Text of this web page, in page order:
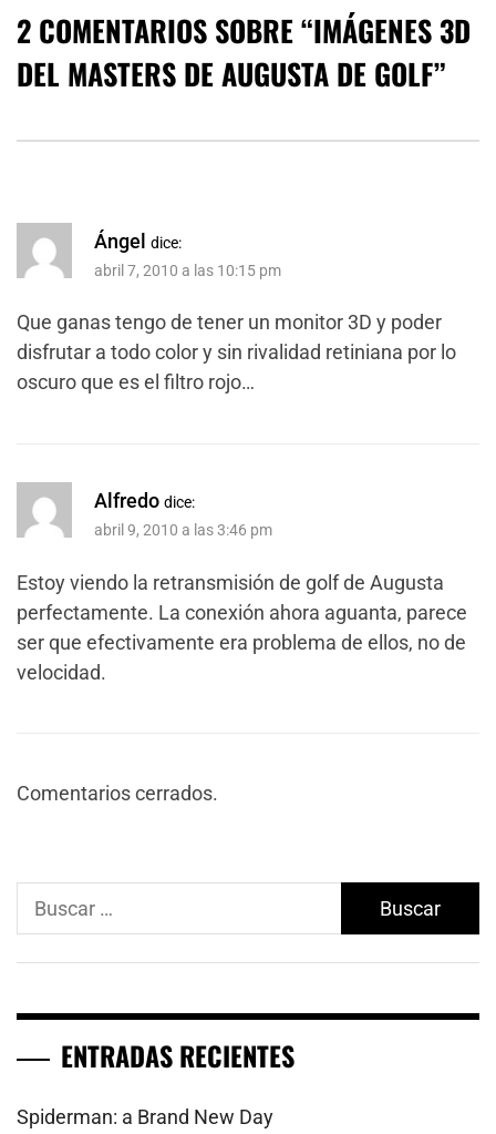
2 COMENTARIOS SOBRE “IMÁGENES 3D
DEL MASTERS DE AUGUSTA DE GOLF”
Ángel dice:
abril 7, 2010 a las 10:15 pm
Que ganas tengo de tener un monitor 3D y poder
disfrutar a todo color y sin rivalidad retiniana por lo
oscuro que es el filtro rojo…
Alfredo dice:
abril 9, 2010 a las 3:46 pm
Estoy viendo la retransmisión de golf de Augusta
perfectamente. La conexión ahora aguanta, parece
ser que efectivamente era problema de ellos, no de
velocidad.
Comentarios cerrados.
Buscar:
ENTRADAS RECIENTES
Spiderman: a Brand New Day